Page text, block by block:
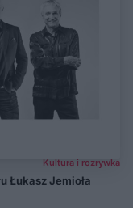
Kultura i rozrywka
Łukasz Jemioła